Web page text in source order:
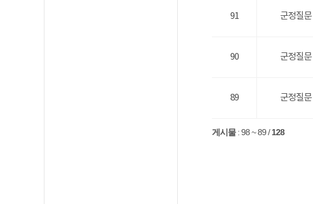
91 군정질문
90 군정질문
89 군정질문
게시물: 98 ~ 89 / 128